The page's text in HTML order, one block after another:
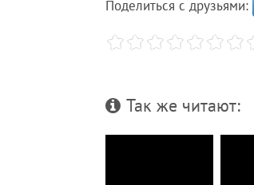
Поделиться с друзьями:
Так же читают: